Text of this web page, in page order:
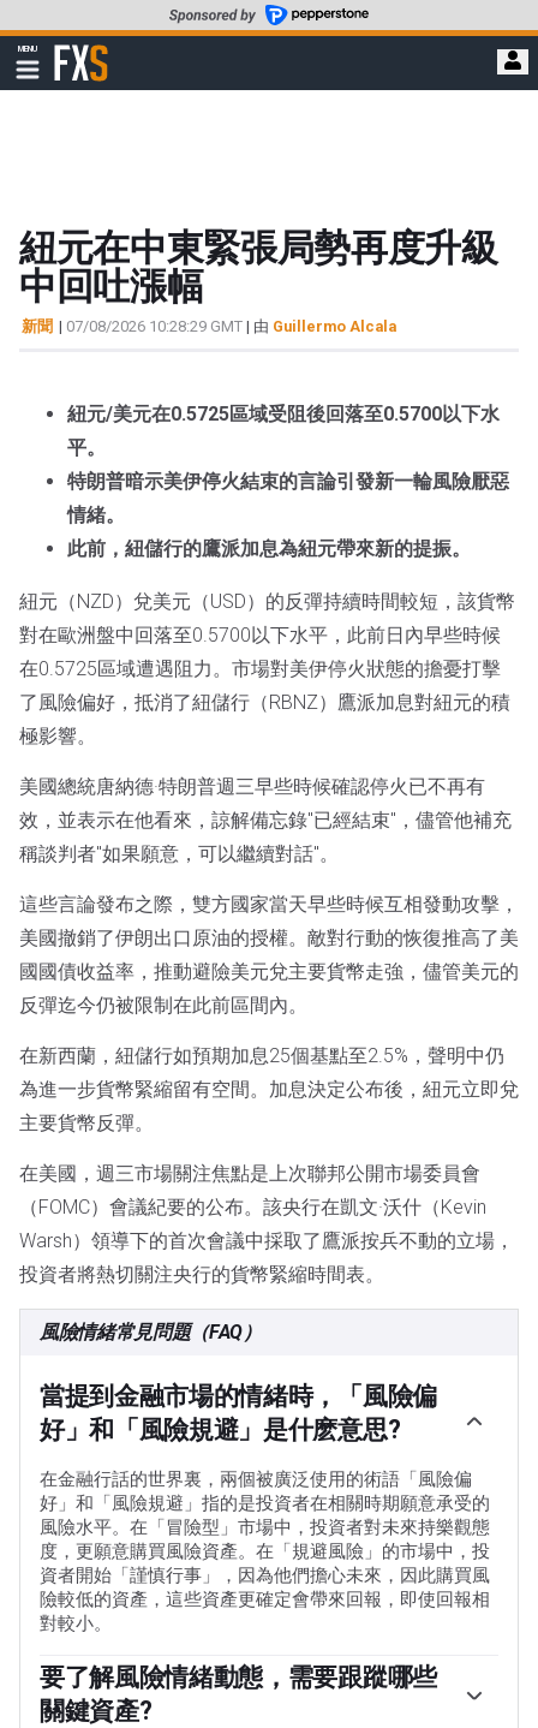
至
要
MENU
顯
示
FXStreet
紐元在中東緊張局勢再度升級
中回吐漲幅
新聞 | 07/08/2026 10:28:29 GMT | 由 Guillermo Alcala
紐元/美元在0.5725區域受阻後回落至0.5700以下水
平。
特朗普暗示美伊停火結束的言論引發新一輪風險厭惡
情緒。
此前，紐儲行的鷹派加息為紐元帶來新的提振。
紐元（NZD）兌美元（USD）的反彈持續時間較短，該貨幣
對在歐洲盤中回落至0.5700以下水平，此前日內早些時候
在0.5725區域遭遇阻力。市場對美伊停火狀態的擔憂打擊
了風險偏好，抵消了紐儲行（RBNZ）鷹派加息對紐元的積
極影響。
美國總統唐納德·特朗普週三早些時候確認停火已不再有
效，並表示在他看來，諒解備忘錄"已經結束"，儘管他補充
稱談判者"如果願意，可以繼續對話"。
這些言論發布之際，雙方國家當天早些時候互相發動攻擊，
美國撤銷了伊朗出口原油的授權。敵對行動的恢復推高了美
國國債收益率，推動避險美元兌主要貨幣走強，儘管美元的
反彈迄今仍被限制在此前區間內。
在新西蘭，紐儲行如預期加息25個基點至2.5%，聲明中仍
為進一步貨幣緊縮留有空間。加息決定公布後，紐元立即兌
主要貨幣反彈。
在美國，週三市場關注焦點是上次聯邦公開市場委員會
（FOMC）會議紀要的公布。該央行在凱文·沃什（Kevin
Warsh）領導下的首次會議中採取了鷹派按兵不動的立場，
投資者將熱切關注央行的貨幣緊縮時間表。
風險情緒常見問題（FAQ）
當提到金融市場的情緒時，「風險偏
好」和「風險規避」是什麽意思?
在金融行話的世界裏，兩個被廣泛使用的術語「風險偏
好」和「風險規避」指的是投資者在相關時期願意承受的
風險水平。在「冒險型」市場中，投資者對未來持樂觀態
度，更願意購買風險資產。在「規避風險」的市場中，投
資者開始「謹慎行事」，因為他們擔心未來，因此購買風
險較低的資產，這些資產更確定會帶來回報，即使回報相
對較小。
要了解風險情緒動態，需要跟蹤哪些
關鍵資產?